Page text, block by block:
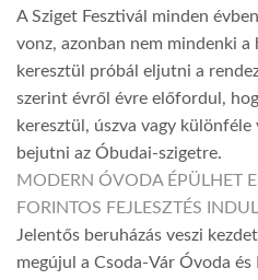
A Sziget Fesztivál minden
vonz, azonban nem mindenki
keresztül próbál eljutni a
szerint évről évre előfordul,
keresztül, úszva vagy
bejutni az Óbudai-szigetre.
MODERN ÓVODA ÉPÜLHET
FORINTOS FEJLESZTÉS INDUL
Jelentős beruházás veszi
megújul a Csoda-Vár Óvoda és